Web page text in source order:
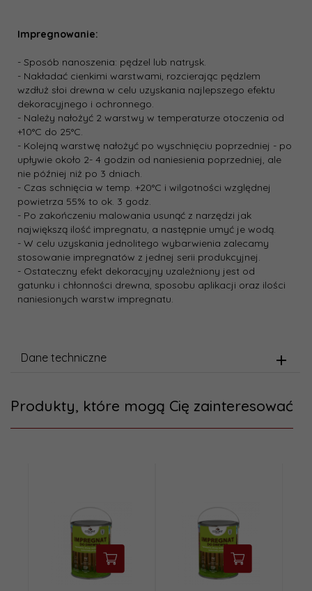
Impregnowanie:
- Sposób nanoszenia: pędzel lub natrysk.
- Nakładać cienkimi warstwami, rozcierając pędzlem
wzdłuż słoi drewna w celu uzyskania najlepszego efektu
dekoracyjnego i ochronnego.
- Należy nałożyć 2 warstwy w temperaturze otoczenia od
+10°C do 25°C.
- Kolejną warstwę nałożyć po wyschnięciu poprzedniej - po
upływie około 2- 4 godzin od naniesienia poprzedniej, ale
nie później niż po 3 dniach.
- Czas schnięcia w temp. +20°C i wilgotności względnej
powietrza 55% to ok. 3 godz.
- Po zakończeniu malowania usunąć z narzędzi jak
największą ilość impregnatu, a następnie umyć je wodą.
- W celu uzyskania jednolitego wybarwienia zalecamy
stosowanie impregnatów z jednej serii produkcyjnej.
- Ostateczny efekt dekoracyjny uzależniony jest od
gatunku i chłonności drewna, sposobu aplikacji oraz ilości
naniesionych warstw impregnatu.
Dane techniczne
Produkty, które mogą Cię zainteresować